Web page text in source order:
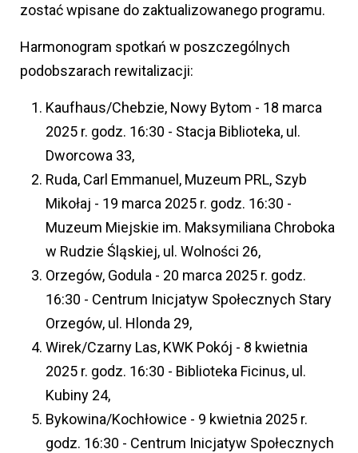
zostać wpisane do zaktualizowanego programu.
Harmonogram spotkań w poszczególnych
podobszarach rewitalizacji:
Kaufhaus/Chebzie, Nowy Bytom - 18 marca
2025 r. godz. 16:30 - Stacja Biblioteka, ul.
Dworcowa 33,
Ruda, Carl Emmanuel, Muzeum PRL, Szyb
Mikołaj - 19 marca 2025 r. godz. 16:30 -
Muzeum Miejskie im. Maksymiliana Chroboka
w Rudzie Śląskiej, ul. Wolności 26,
Orzegów, Godula - 20 marca 2025 r. godz.
16:30 - Centrum Inicjatyw Społecznych Stary
Orzegów, ul. Hlonda 29,
Wirek/Czarny Las, KWK Pokój - 8 kwietnia
2025 r. godz. 16:30 - Biblioteka Ficinus, ul.
Kubiny 24,
Bykowina/Kochłowice - 9 kwietnia 2025 r.
godz. 16:30 - Centrum Inicjatyw Społecznych